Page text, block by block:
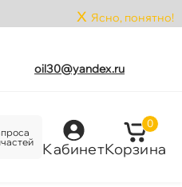
x Ясно, понятно!
oil30@yandex.ru
Кабинет
0
Корзина